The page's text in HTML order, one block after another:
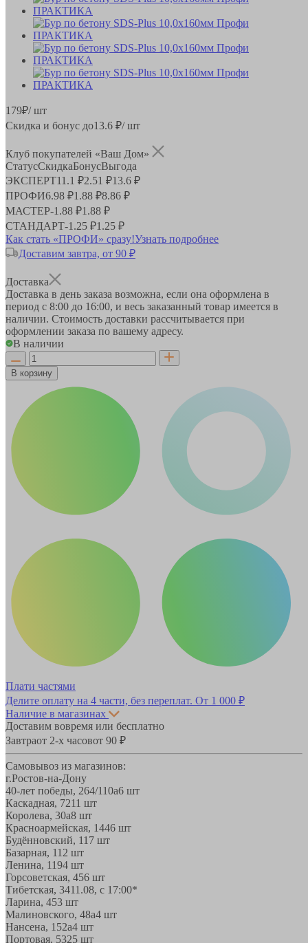
179₽/ шт
Скидка и бонус до13.6 ₽/ шт
Клуб покупателей «Ваш Дом»
СтатусСкидкаБонусВыгода
ЭКСПЕРТ11.1 ₽2.51 ₽13.6 ₽
ПРОФИ6.98 ₽1.88 ₽8.86 ₽
МАСТЕР-1.88 ₽1.88 ₽
СТАНДАРТ-1.25 ₽1.25 ₽
Как стать «ПРОФИ» сразу!Узнать подробнее
Доставим завтра, от 90 ₽
Доставка
Доставка в день заказа возможна, если она оформлена в
период с 8:00 до 16:00, и весь заказанный товар имеется в
наличии. Стоимость доставки рассчитывается при
оформлении заказа по вашему адресу.
В наличии
В корзину
Плати частями
Делите оплату на 4 части, без переплат. От 1 000 ₽
Наличие в магазинах
Доставим вовремя или бесплатно
Завтраот 2-х часовот 90 ₽
Самовывоз из магазинов:
г.Ростов-на-Дону
40-лет победы, 264/110а6 шт
Каскадная, 7211 шт
Королева, 30а8 шт
Красноармейская, 1446 шт
Будённовский, 11 7 шт
Базарная, 11 2 шт
Ленина, 1194 шт
Горсоветская, 456 шт
Тибетская, 3411.08, с 17:00*
Ларина, 453 шт
Малиновского, 48а4 шт
Нансена, 152а4 шт
Портовая, 5325 шт